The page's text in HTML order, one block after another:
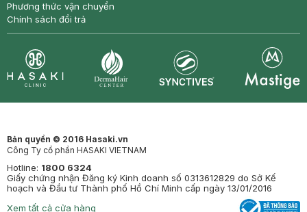
Phương thức vận chuyển
Chính sách đổi trả
Bản quyền © 2016 Hasaki.vn
Công Ty cổ phần HASAKI VIETNAM
Hotline: 1800 6324
Giấy chứng nhận Đăng ký Kinh doanh số 0313612829 do Sở Kế
hoạch và Đầu tư Thành phố Hồ Chí Minh cấp ngày 13/01/2016
Xem tất cả cửa hàng